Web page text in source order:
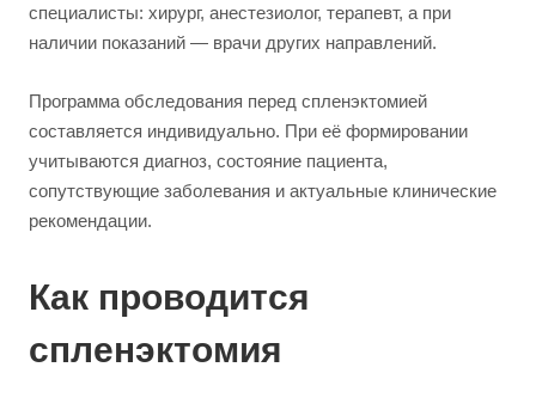
специалисты: хирург, анестезиолог, терапевт, а при
наличии показаний — врачи других направлений.
Программа обследования перед спленэктомией
составляется индивидуально. При её формировании
учитываются диагноз, состояние пациента,
сопутствующие заболевания и актуальные клинические
рекомендации.
Как проводится
спленэктомия